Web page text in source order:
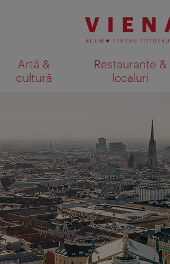
Artă &
cultură
Restaurante &
localuri